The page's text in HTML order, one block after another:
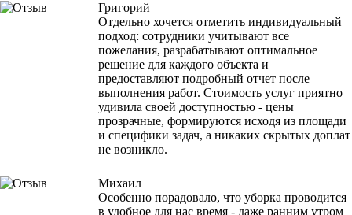
Григорий
Отдельно хочется отметить индивидуальный
подход: сотрудники учитывают все
пожелания, разрабатывают оптимальное
решение для каждого объекта и
предоставляют подробный отчет после
выполнения работ. Стоимость услуг приятно
удивила своей доступностью - цены
прозрачные, формируются исходя из площади
и специфики задач, а никаких скрытых доплат
не возникло.
Михаил
Особенно порадовало, что уборка проводится
в удобное для нас время - даже ранним утром